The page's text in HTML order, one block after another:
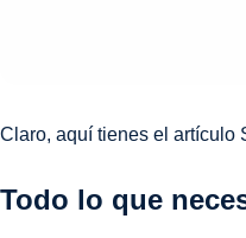
Claro, aquí tienes el artículo
Todo lo que